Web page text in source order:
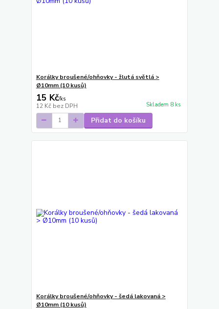
Korálky broušené/ohňovky - žlutá světlá >
Ø10mm (10 kusů)
15 Kč/ks
12 Kč bez DPH Skladem 8 ks
Přidat do košíku
Korálky broušené/ohňovky - šedá lakovaná >
Ø10mm (10 kusů)